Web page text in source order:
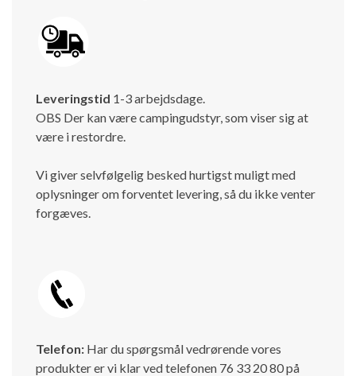
Leveringstid 1-3 arbejdsdage.
OBS Der kan være campingudstyr, som viser sig at
være i restordre.
Vi giver selvfølgelig besked hurtigst muligt med
oplysninger om forventet levering, så du ikke venter
forgæves.
Telefon: Har du spørgsmål vedrørende vores
produkter er vi klar ved telefonen 76 33 20 80 på